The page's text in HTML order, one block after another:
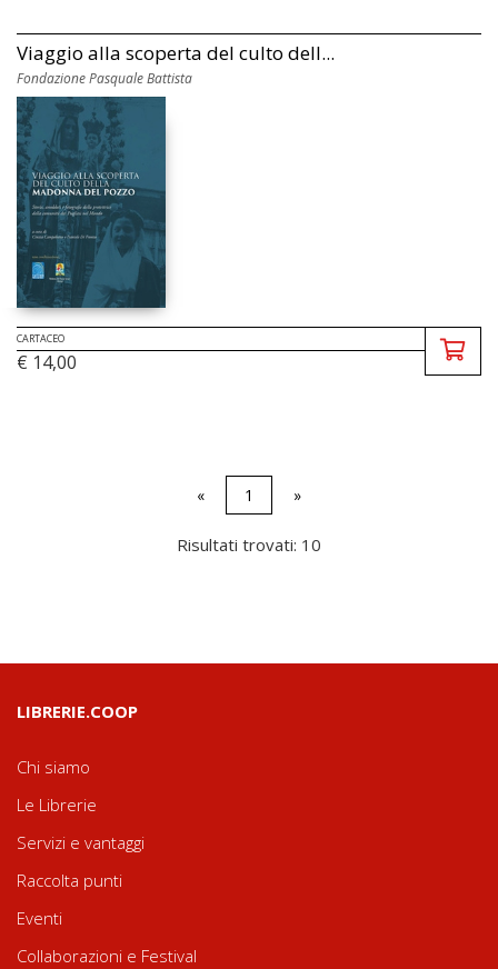
Viaggio alla scoperta del culto dell...
Fondazione Pasquale Battista
CARTACEO
€ 14,00
« 1 »
Risultati trovati: 10
LIBRERIE.COOP
Chi siamo
Le Librerie
Servizi e vantaggi
Raccolta punti
Eventi
Collaborazioni e Festival